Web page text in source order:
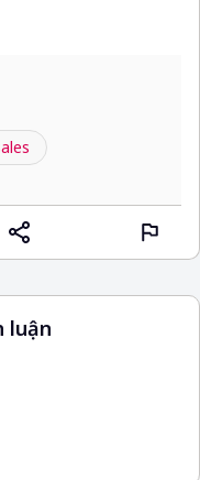
luận